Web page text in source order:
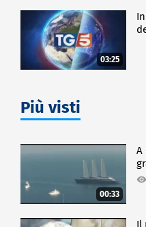
03:25
Più visti
00:33
A
Il